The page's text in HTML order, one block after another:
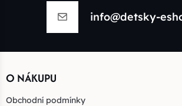
info@detsky-
O NÁKUPU
Obchodní podmínky